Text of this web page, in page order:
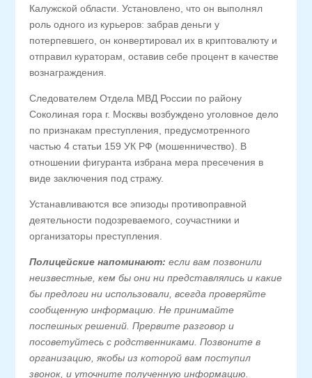
Калужской области. Установлено, что он выполнял
роль одного из курьеров: забрав деньги у
потерпевшего, он конвертировал их в криптовалюту и
отправил кураторам, оставив себе процент в качестве
вознаграждения.
Следователем Отдела МВД России по району
Соколиная гора г. Москвы возбуждено уголовное дело
по признакам преступления, предусмотренного
частью 4 статьи 159 УК РФ (мошенничество). В
отношении фигуранта избрана мера пресечения в
виде заключения под стражу.
Устанавливаются все эпизоды противоправной
деятельности подозреваемого, соучастники и
организаторы преступления.
Полицейские напоминают: если вам позвонили
неизвестные, кем бы они ни представлялись и какие
бы предлоги ни использовали, всегда проверяйте
сообщенную информацию. Не принимайте
поспешных решений. Прервите разговор и
посоветуйтесь с родственниками. Позвоните в
организацию, якобы из которой вам поступил
звонок, и уточните полученную информацию.